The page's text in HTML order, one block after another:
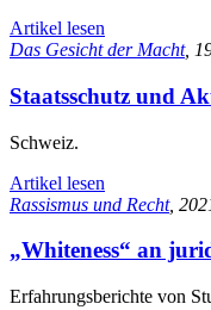
Artikel lesen
Das Gesicht der Macht,
Staatsschutz und
Schweiz.
Artikel lesen
Rassismus und Recht,
„Whiteness“ an
Erfahrungsberichte von